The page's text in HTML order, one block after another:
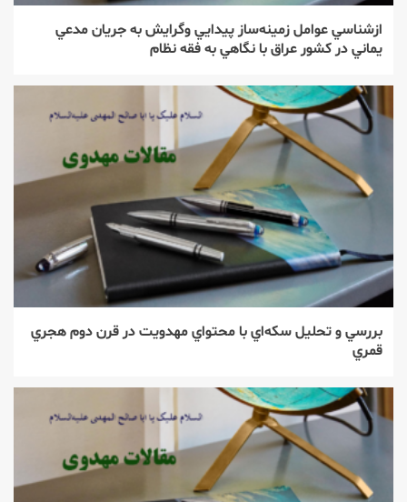
ازشناسي عوامل زمينه‌ساز پيدايي وگرايش به جريان مدعي
يماني در كشور عراق با نگاهي به فقه نظام
بررسي و تحليل سكه‌اي با محتواي مهدويت در قرن دوم هجري
قمري